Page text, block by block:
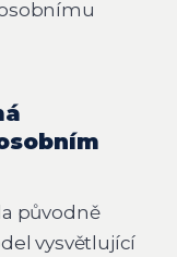
původně
vysvětlující